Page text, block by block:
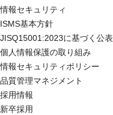
情報セキュリティ
ISMS基本方針
JISQ15001:2023に基づく公
個人情報保護の取り組み
情報セキュリティポリシー
品質管理マネジメント
採用情報
新卒採用